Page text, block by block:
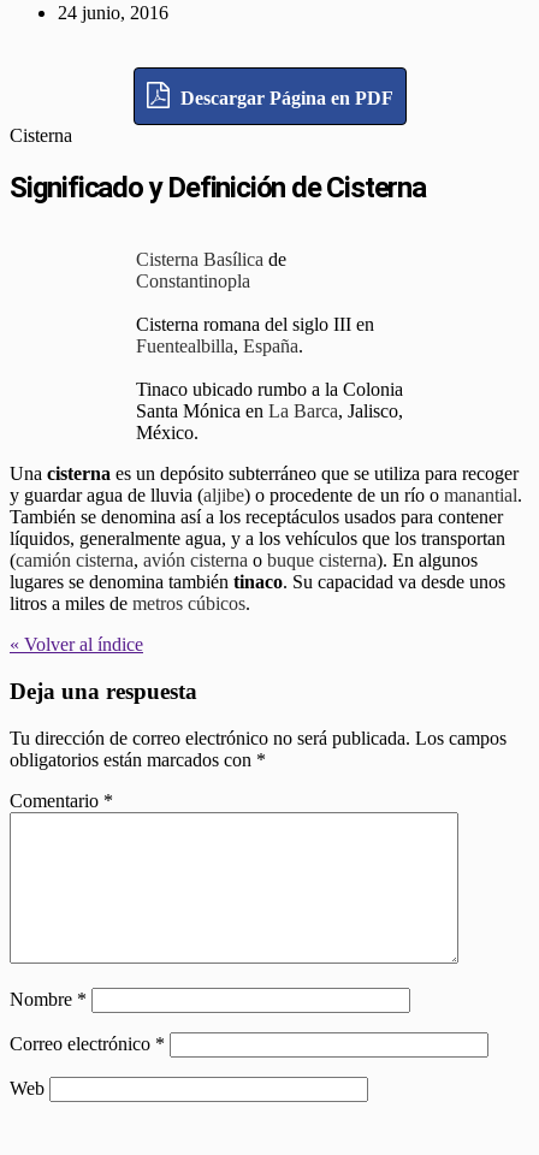
24 junio, 2016
Descargar Página en PDF
Cisterna
Significado y Definición de Cisterna
Cisterna Basílica de
Constantinopla
Cisterna romana del siglo III en
Fuentealbilla, España.
Tinaco ubicado rumbo a la Colonia
Santa Mónica en La Barca, Jalisco,
México.
Una cisterna es un depósito subterráneo que se utiliza para recoger
y guardar agua de lluvia (aljibe) o procedente de un río o manantial.
También se denomina así a los receptáculos usados para contener
líquidos, generalmente agua, y a los vehículos que los transportan
(camión cisterna, avión cisterna o buque cisterna). En algunos
lugares se denomina también tinaco. Su capacidad va desde unos
litros a miles de metros cúbicos.
« Volver al índice
Deja una respuesta
Tu dirección de correo electrónico no será publicada. Los campos
obligatorios están marcados con *
Comentario *
Nombre *
Correo electrónico *
Web